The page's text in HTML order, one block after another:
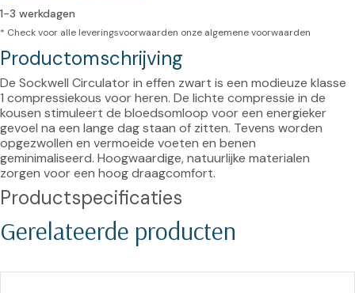
1-3 werkdagen
* Check voor alle leveringsvoorwaarden onze algemene voorwaarden
Productomschrijving
De Sockwell Circulator in effen zwart is een modieuze klasse
1 compressiekous voor heren. De lichte compressie in de
kousen stimuleert de bloedsomloop voor een energieker
gevoel na een lange dag staan of zitten. Tevens worden
opgezwollen en vermoeide voeten en benen
geminimaliseerd. Hoogwaardige, natuurlijke materialen
zorgen voor een hoog draagcomfort.
Productspecificaties
Gerelateerde producten